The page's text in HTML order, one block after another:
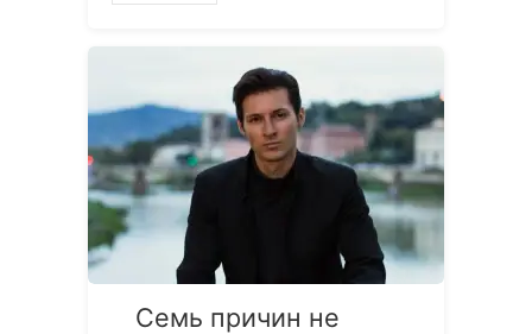
Семь причин не